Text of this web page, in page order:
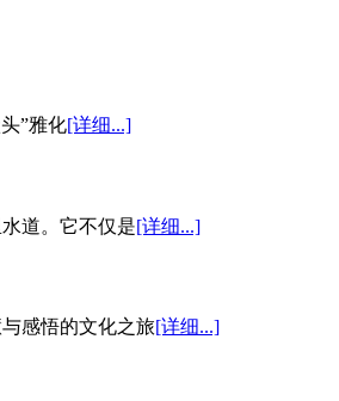
”雅化[详细...]
道。它不仅是[详细...]
感悟的文化之旅[详细...]